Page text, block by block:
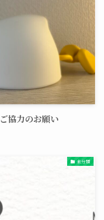
協力のお願い
未分類